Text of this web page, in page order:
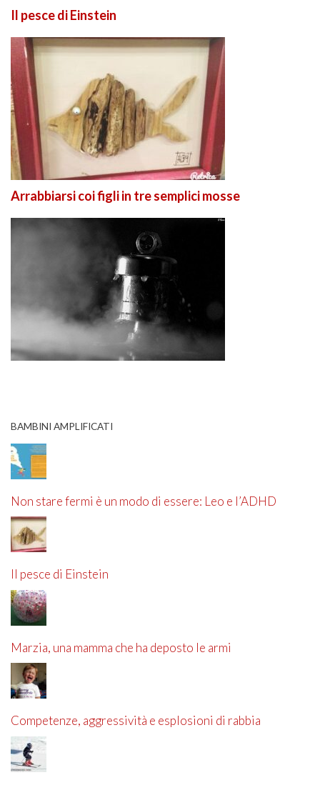
Il pesce di Einstein
Arrabbiarsi coi figli in tre semplici mosse
BAMBINI AMPLIFICATI
Non stare fermi è un modo di essere: Leo e l’ADHD
Il pesce di Einstein
Marzia, una mamma che ha deposto le armi
Competenze, aggressività e esplosioni di rabbia